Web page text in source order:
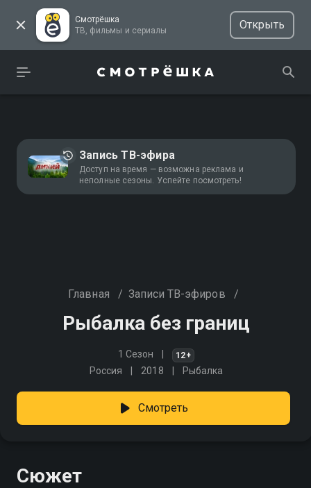
Смотрёшка
ТВ, фильмы и сериалы
Открыть
Запись ТВ-эфира
Доступ на время — возможна реклама и
неполные сезоны. Успейте посмотреть!
Главная / Записи ТВ-эфиров /
Рыбалка без границ
1 Сезон 12+
Россия 2018 Рыбалка
Смотреть
Сюжет